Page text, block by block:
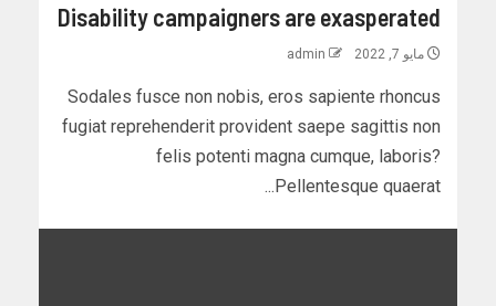
Disability campaigners are exasperated
مايو 7, 2022 admin
Sodales fusce non nobis, eros sapiente rhoncus
fugiat reprehenderit provident saepe sagittis non
felis potenti magna cumque, laboris?
Pellentesque quaerat...